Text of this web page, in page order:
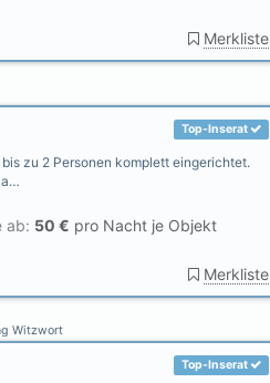
Merkliste
Top-Inserat
zu 2 Personen komplett eingerichtet.
ab: 50 € pro Nacht je Objekt
Merkliste
Witzwort
Top-Inserat